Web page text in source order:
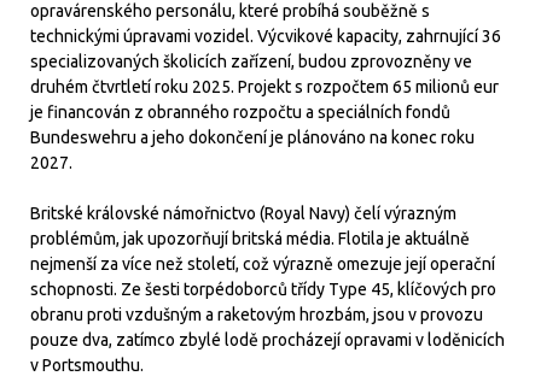
opravárenského personálu, které probíhá souběžně s
technickými úpravami vozidel. Výcvikové kapacity, zahrnující 36
specializovaných školicích zařízení, budou zprovozněny ve
druhém čtvrtletí roku 2025. Projekt s rozpočtem 65 milionů eur
je financován z obranného rozpočtu a speciálních fondů
Bundeswehru a jeho dokončení je plánováno na konec roku
2027.
Britské královské námořnictvo (Royal Navy) čelí výrazným
problémům, jak upozorňují britská média. Flotila je aktuálně
nejmenší za více než století, což výrazně omezuje její operační
schopnosti. Ze šesti torpédoborců třídy Type 45, klíčových pro
obranu proti vzdušným a raketovým hrozbám, jsou v provozu
pouze dva, zatímco zbylé lodě procházejí opravami v loděnicích
v Portsmouthu.